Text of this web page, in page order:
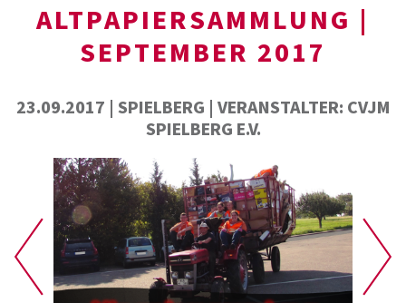
ALTPAPIERSAMMLUNG |
SEPTEMBER 2017
23.09.2017 | SPIELBERG | VERANSTALTER: CVJM
SPIELBERG E.V.